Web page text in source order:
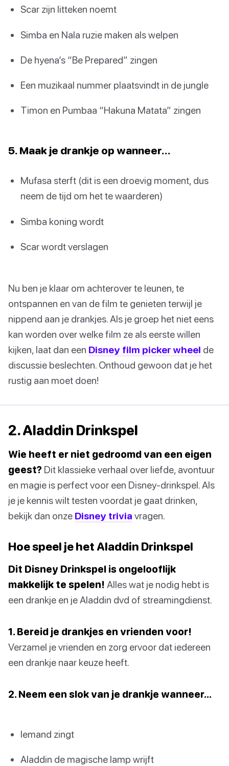
Scar zijn litteken noemt
Simba en Nala ruzie maken als welpen
De hyena’s “Be Prepared” zingen
Een muzikaal nummer plaatsvindt in de jungle
Timon en Pumbaa “Hakuna Matata” zingen
5. Maak je drankje op wanneer…
Mufasa sterft (dit is een droevig moment, dus
neem de tijd om het te waarderen)
Simba koning wordt
Scar wordt verslagen
Nu ben je klaar om achterover te leunen, te
ontspannen en van de film te genieten terwijl je
nippend aan je drankjes. Als je groep het niet eens
kan worden over welke film ze als eerste willen
kijken, laat dan een Disney film picker wheel de
discussie beslechten. Onthoud gewoon dat je het
rustig aan moet doen!
2. Aladdin Drinkspel
Wie heeft er niet gedroomd van een eigen
geest? Dit klassieke verhaal over liefde, avontuur
en magie is perfect voor een Disney-drinkspel. Als
je je kennis wilt testen voordat je gaat drinken,
bekijk dan onze Disney trivia vragen.
Hoe speel je het Aladdin Drinkspel
Dit Disney Drinkspel is ongelooflijk
makkelijk te spelen! Alles wat je nodig hebt is
een drankje en je Aladdin dvd of streamingdienst.
1. Bereid je drankjes en vrienden voor!
Verzamel je vrienden en zorg ervoor dat iedereen
een drankje naar keuze heeft.
2. Neem een slok van je drankje wanneer…
Iemand zingt
Aladdin de magische lamp wrijft